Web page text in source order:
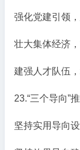
强化党建引领，
壮大集体经济，
建强人才队伍，
23.“三个导向”
坚持实用导向设